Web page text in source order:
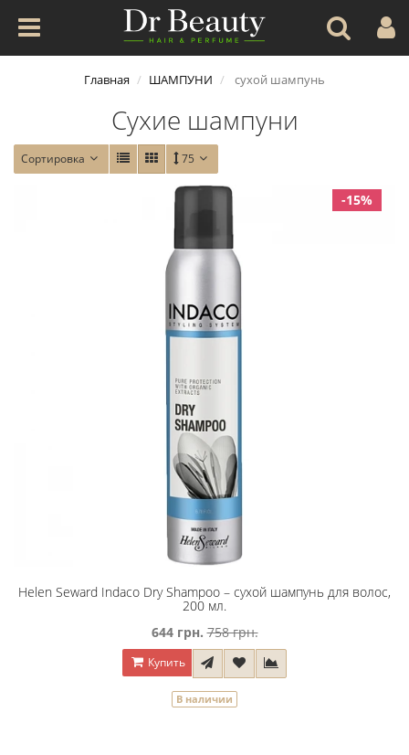
Главная ШАМПУНИ сухой шампунь
Сухие шампуни
Сортировка 75
-15%
Helen Seward Indaco Dry Shampoo – сухой шампунь для волос,
200 мл.
644 грн. 758 грн.
Купить
В наличии